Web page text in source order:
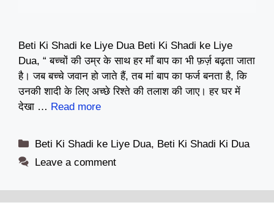
Beti Ki Shadi ke Liye Dua Beti Ki Shadi ke Liye
Dua, “ बच्चों की उम्र के साथ हर माँ बाप का भी फ़र्ज़ बढ़ता जाता
है। जब बच्चे जवान हो जाते हैं, तब मां बाप का फर्ज बनता है, कि
उनकी शादी के लिए अच्छे रिश्ते की तलाश की जाए। हर घर में
देखा … Read more
Categories
Beti Ki Shadi ke Liye Dua, Beti Ki Shadi Ki Dua
Leave a comment